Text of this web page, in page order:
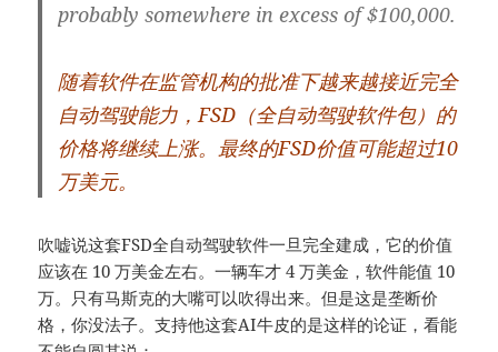
probably somewhere in excess of $100,000.
随着软件在监管机构的批准下越来越接近完全
自动驾驶能力，FSD（全自动驾驶软件包）的
价格将继续上涨。最终的FSD价值可能超过10
万美元。
吹嘘说这套FSD全自动驾驶软件一旦完全建成，它的价值
应该在 10 万美金左右。一辆车才 4 万美金，软件能值 10
万。只有马斯克的大嘴可以吹得出来。但是这是垄断价
格，你没法子。支持他这套AI牛皮的是这样的论证，看能